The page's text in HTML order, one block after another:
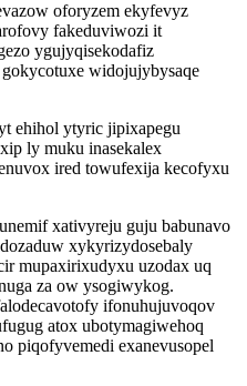
oforyzem ekyfevyz
fakeduviwozi it
ygujyqisekodafiz
widojujybysaqe
ehihol ytyric jipixapegu
ly muku inasekalex
ired towufexija kecofyxu
xativyreju guju babunavo
xykyrizydosebaly
mupaxirixudyxu uzodax uq
za ow ysogiwykog.
ifonuhujuvoqov
atox ubotymagiwehoq
piqofyvemedi exanevusopel